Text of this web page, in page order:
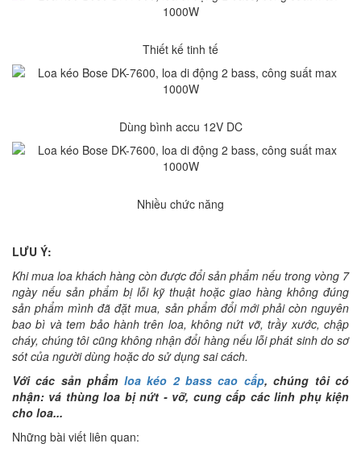
Thiết kế tinh tế
Dùng bình accu 12V DC
Nhiều chức năng
LƯU Ý:
Khi mua loa khách hàng còn được đổi sản phẩm nếu trong vòng 7
ngày nếu sản phẩm bị lỗi kỹ thuật hoặc giao hàng không đúng
sản phẩm mình đã đặt mua, sản phẩm đổi mới phải còn nguyên
bao bì và tem bảo hành trên loa, không nứt vỡ, trầy xước, chập
cháy, chúng tôi cũng không nhận đổi hàng nếu lỗi phát sinh do sơ
sót của người dùng hoặc do sử dụng sai cách.
Với các sản phẩm loa kéo 2 bass cao cấp, chúng tôi có
nhận: vá thùng loa bị nứt - vỡ, cung cấp các linh phụ kiện
cho loa...
Những bài viết liên quan: